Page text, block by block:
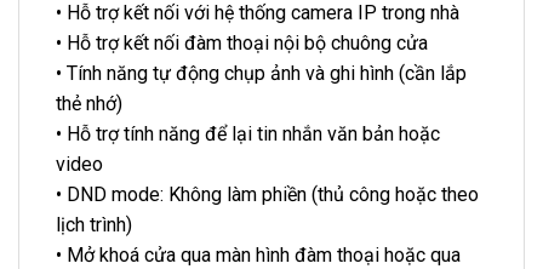
• Hỗ trợ kết nối với hệ thống camera IP trong nhà
• Hỗ trợ kết nối đàm thoại nội bộ chuông cửa
• Tính năng tự động chụp ảnh và ghi hình (cần lắp
thẻ nhớ)
• Hỗ trợ tính năng để lại tin nhắn văn bản hoặc
video
• DND mode: Không làm phiền (thủ công hoặc theo
lịch trình)
• Mở khoá cửa qua màn hình đàm thoại hoặc qua